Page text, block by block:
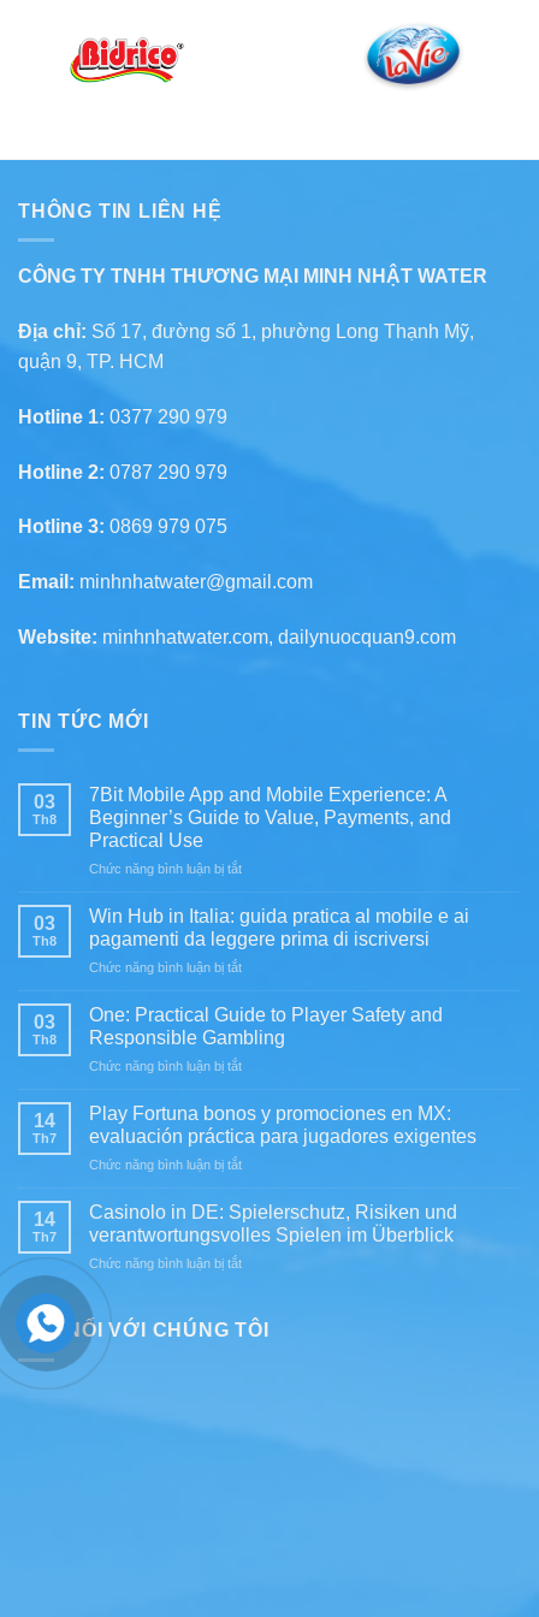
THÔNG TIN LIÊN HỆ
CÔNG TY TNHH THƯƠNG MẠI MINH NHẬT WATER
Địa chỉ: Số 17, đường số 1, phường Long Thạnh Mỹ,
quận 9, TP. HCM
Hotline 1: 0377 290 979
Hotline 2: 0787 290 979
Hotline 3: 0869 979 075
Email: minhnhatwater@gmail.com
Website: minhnhatwater.com, dailynuocquan9.com
TIN TỨC MỚI
03
Th8
7Bit Mobile App and Mobile Experience: A
Beginner’s Guide to Value, Payments, and
Practical Use
Chức năng bình luận bị tắtở
Mobile
App
and
Mobile
A
Beginner’s
to
Payments,
and
03
Th8
Win Hub in Italia: guida pratica al mobile e ai
pagamenti da leggere prima di iscriversi
Chức năng bình luận bị tắtở
Hub
in
Italia:
guida
al
mobile
ai
da
leggere
03
Th8
One: Practical Guide to Player Safety and
Responsible Gambling
Chức năng bình luận bị tắtở
Guide
to
Player
and
Responsible
Gambling
14
Th7
Play Fortuna bonos y promociones en MX:
evaluación práctica para jugadores exigentes
Chức năng bình luận bị tắtở
Fortuna
bonos
y
promociones
evaluación
14
Th7
Casinolo in DE: Spielerschutz, Risiken und
verantwortungsvolles Spielen im Überblick
Chức năng bình luận bị tắtở
DE:
KẾT NỐI VỚI CHÚNG TÔI